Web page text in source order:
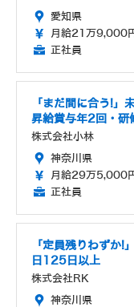
愛知県
月給21万9,000
正社員
「まだ間に合う!」
昇給賞与年2回・研
株式会社小林
神奈川県
月給29万5,000
正社員
「定員残りわずか
日125日以上
株式会社RK
神奈川県